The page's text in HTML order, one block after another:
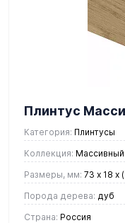
Плинтус
Категория: Плинтусы
Коллекция:
Размеры, мм: 73 x 18 х
Порода дерева: дуб
Страна: Россия